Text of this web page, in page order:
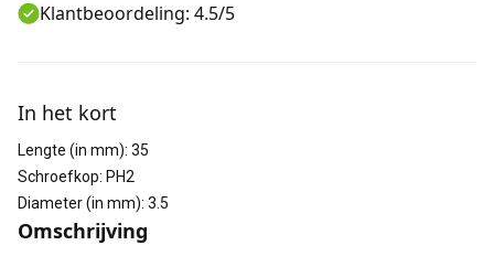
Klantbeoordeling: 4.5/5
In het kort
Lengte (in mm): 35
Schroefkop: PH2
Diameter (in mm): 3.5
Omschrijving